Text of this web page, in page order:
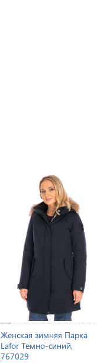
Женская зимняя Парка
Lafor Темно-синий,
767029